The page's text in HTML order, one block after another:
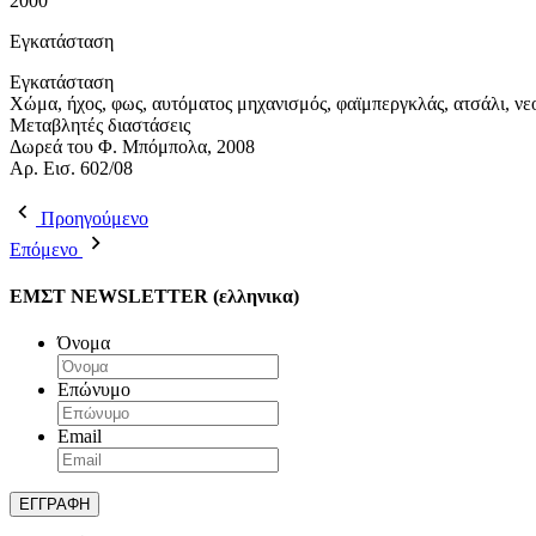
Εγκατάσταση
Εγκατάσταση
Xώμα, ήχος, φως, αυτόματος μηχανισμός, φαϊμπεργκλάς, ατσάλι,
Μεταβλητές διαστάσεις
Δωρεά του Φ. Μπόμπολα, 2008
Aρ. Εισ. 602/08
Προηγούμενο
Επόμενο
ΕΜΣΤ NEWSLETTER (ελληνικα)
Όνομα
Επώνυμο
Email